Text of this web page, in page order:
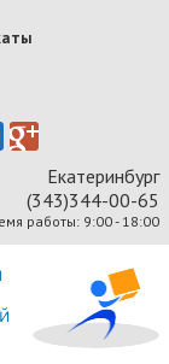
Екатеринбург
(343)344-00-65
работы: 9:00 - 18:00